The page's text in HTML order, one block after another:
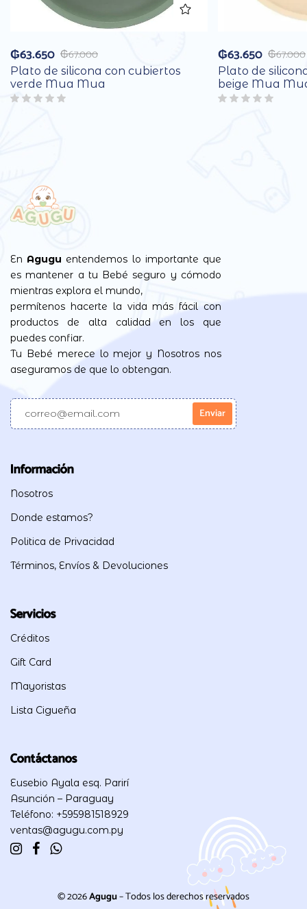
₲67.000
₲63.650
Plato de silicona con cubiertos
verde Mua Mua
₲67.000
₲63.650
Plato de
beige Mua
En Agugu entendemos lo importante que
es mantener a tu Bebé seguro y cómodo
mientras explora el mundo,
permítenos hacerte la vida más fácil con
productos de alta calidad en los que
puedes confiar.
Tu Bebé merece lo mejor y Nosotros nos
aseguramos de que lo obtengan.
Información
Nosotros
Donde estamos?
Politica de Privacidad
Términos, Envíos & Devoluciones
Servicios
Créditos
Gift Card
Mayoristas
Lista Cigueña
Contáctanos
Eusebio Ayala esq. Parirí
Asunción – Paraguay
Teléfono: +595981518929
ventas@agugu.com.py
© 2026Agugu– Todos los derechos reservados